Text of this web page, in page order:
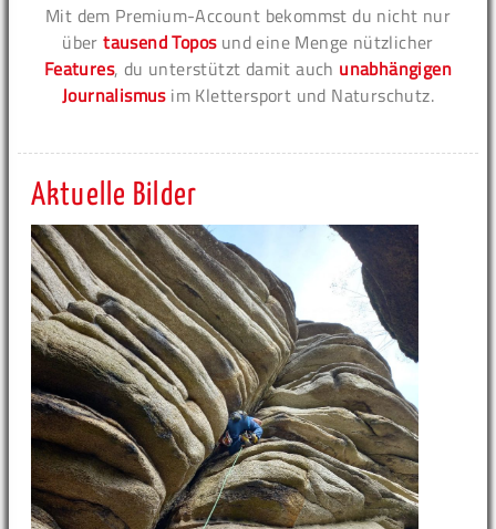
Mit dem Premium-Account bekommst du nicht nur
übertausend Toposund eine Menge nützlicher
Features, du unterstützt damit auch unabhängigen
Journalismusim Klettersport und Naturschutz.
Aktuelle Bilder